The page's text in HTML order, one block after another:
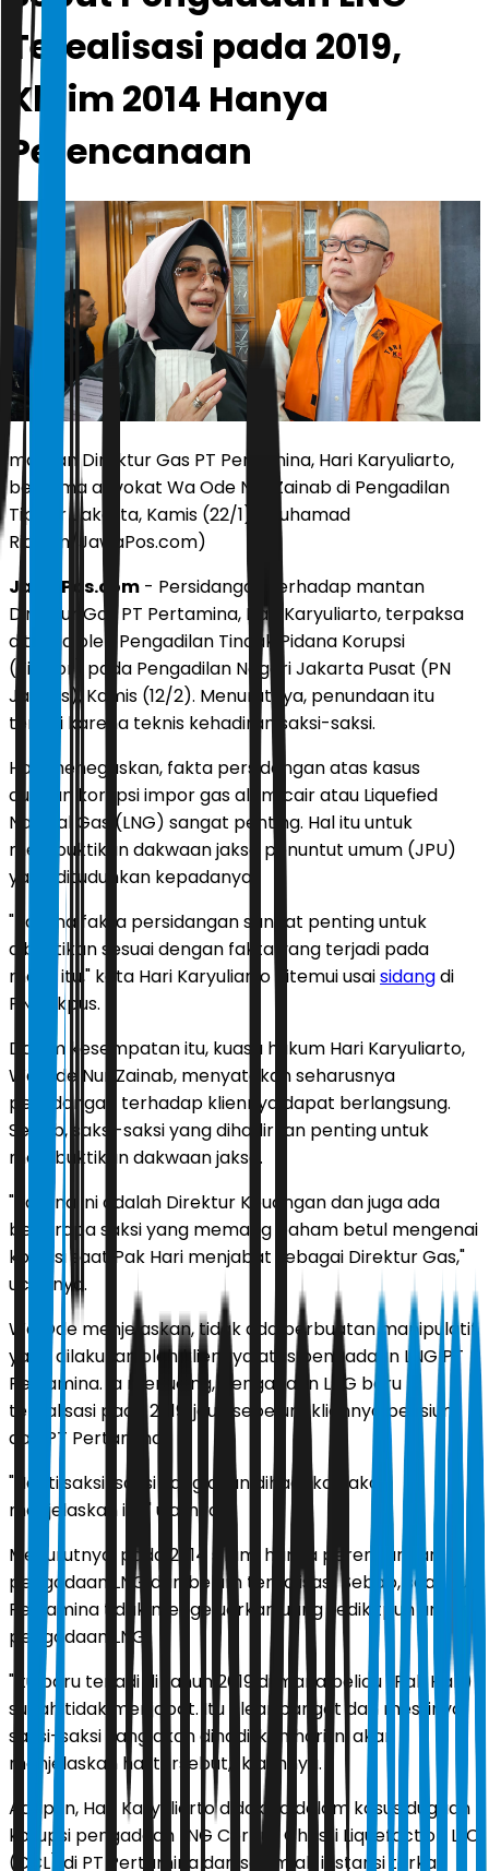
Terealisasi pada 2019,
Klaim 2014 Hanya
Perencanaan
mantan Direktur Gas PT Pertamina, Hari Karyuliarto,
bersama advokat Wa Ode Nur Zainab di Pengadilan
Tipikor Jakarta, Kamis (22/1) (Muhamad
Ridwan/JawaPos.com)
JawaPos.com - Persidangan terhadap mantan
Direktur Gas PT Pertamina, Hari Karyuliarto, terpaksa
ditunda oleh Pengadilan Tindak Pidana Korupsi
(Tipikor) pada Pengadilan Negeri Jakarta Pusat (PN
Jakpus), Kamis (12/2). Menurutnya, penundaan itu
terjadi karena teknis kehadiran saksi-saksi.
Hari menegaskan, fakta persidangan atas kasus
dugaan korupsi impor gas alam cair atau Liquefied
Natural Gas (LNG) sangat penting. Hal itu untuk
membuktikan dakwaan jaksa penuntut umum (JPU)
yang dituduhkan kepadanya.
"Karena fakta persidangan sangat penting untuk
dibuktikan sesuai dengan fakta yang terjadi pada
masa itu," kata Hari Karyuliarto ditemui usaisidangdi
PN Jakpus.
Dalam kesempatan itu, kuasa hukum Hari Karyuliarto,
Wa Ode Nur Zainab, menyatakan seharusnya
persidangan terhadap kliennya dapat berlangsung.
Sebab, saksi-saksi yang dihadirkan penting untuk
membuktikan dakwaan jaksa.
"Karena ini adalah Direktur Keuangan dan juga ada
beberapa saksi yang memang paham betul mengenai
kondisi saat Pak Hari menjabat sebagai Direktur Gas,"
ucapnya.
Wa Ode menjelaskan, tidak ada perbuatan manipulatif
yang dilakukan oleh kliennya atas pengadaan LNG PT
Pertamina. Ia menuding, pengadaan LNG baru
terealisasi pada 2019, jauh sebelum kliennya pensiun
dari PT Pertamina.
"Nanti saksi-saksi yang akan dihadirkan akan
menjelaskan itu," ujarnya.
Menurutnya, pada 2014 silam, hanya perencanaan
pengadaan LNG dan belum terealisasi. Sebab, saat itu
Pertamina tidak mengeluarkan uang sedikitpun untuk
pengadaan LNG.
"Itu baru terjadi di tahun 2019 di mana beliau (Pak Hari)
sudah tidak menjabat. Itu clear banget dan mestinya
saksi-saksi yang akan dihadirkan hari ini akan
menjelaskan hal tersebut," klaimnya.
Adapun, Hari Karyuliarto didakwa dalam kasus dugaan
korupsi pengadaan LNG Corpus Christi Liquefaction LLC
(CCL) di PT Pertamina dan sejumlah instansi terkait